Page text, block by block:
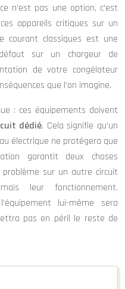
n’est pas une option, c’est
appareils critiques sur un
courant classiques est une
sur un chargeur de
de votre congélateur
que l’on imagine.
: ces équipements doivent
dédié. Cela signifie qu’un
électrique ne protégera que
garantit deux choses
sur un autre circuit
leur fonctionnement.
lui-même sera
pas en péril le reste de